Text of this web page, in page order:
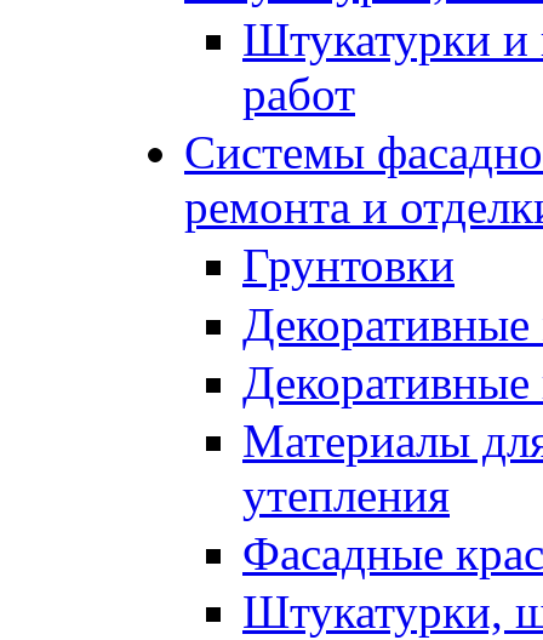
Штукатурки и
работ
Системы
ремонта и
Грунтовки
Материалы
утепления
Фасадные
Штукатурки,